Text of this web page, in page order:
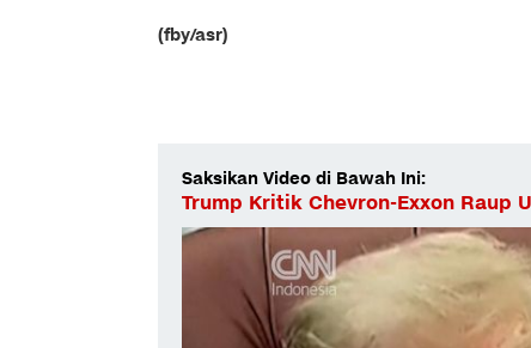
(fby/asr)
Saksikan Video di Bawah Ini:
Trump Kritik Chevron-Exxon Raup